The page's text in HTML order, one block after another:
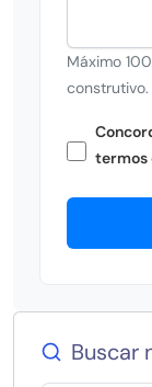
Máximo
construtivo.
termos
Buscar